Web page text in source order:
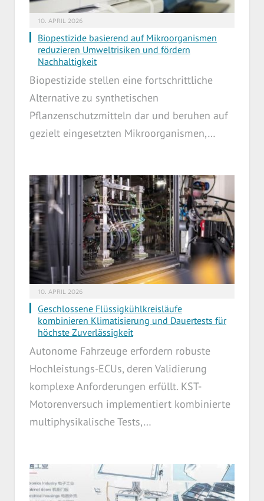
10. APRIL 2026
Biopestizide basierend auf Mikroorganismen
reduzieren Umweltrisiken und fördern
Nachhaltigkeit
Biopestizide stellen eine fortschrittliche
Alternative zu synthetischen
Pflanzenschutzmitteln dar und beruhen auf
gezielt eingesetzten Mikroorganismen,…
10. APRIL 2026
Geschlossene Flüssigkühlkreisläufe
kombinieren Klimatisierung und Dauertests für
höchste Zuverlässigkeit
Autonome Fahrzeuge erfordern robuste
Hochleistungs-ECUs, deren Validierung
komplexe Anforderungen erfüllt. KST-
Motorenversuch implementiert kombinierte
multiphysikalische Tests,…